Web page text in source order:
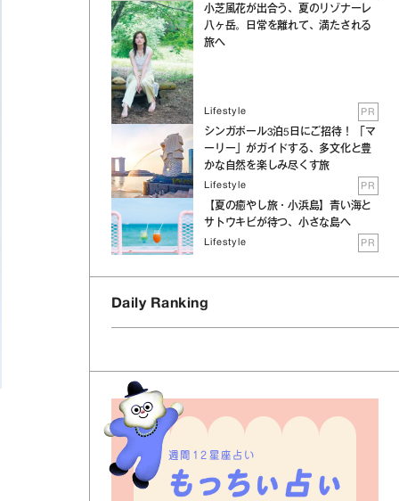
小芝風花が出合う、夏のリゾナーレ
八ヶ岳。日常を離れて、満たされる
旅へ
Lifestyle PR
シンガポール3泊5日にご招待！ 「マ
ーリー」がガイドする、多文化と豊
かな自然を楽しみ尽くす旅
Lifestyle PR
【夏の癒やし旅・小浜島】青い海と
サトウキビが待つ、小さな島へ
Lifestyle PR
Daily Ranking
週間12星座占い